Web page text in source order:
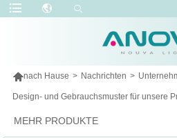
nach Hause > Nachrichten >
Design- und Gebrauchsmuster für unsere
MEHR PRODUKTE